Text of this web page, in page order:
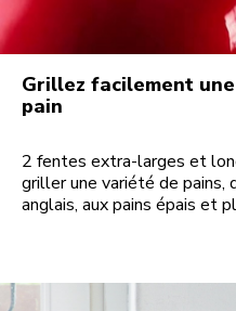
Grillez facilement
pain
2 fentes extra-larges et
griller une variété de pains,
anglais, aux pains épais et